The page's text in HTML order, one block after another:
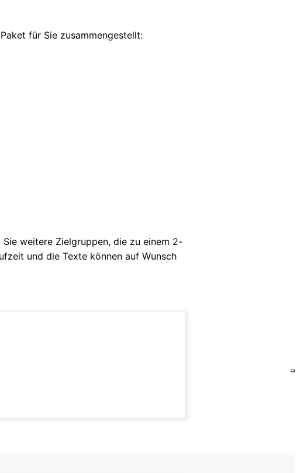
für Sie zusammengestellt:
weitere Zielgruppen, die zu einem 2-
und die Texte können auf Wunsch